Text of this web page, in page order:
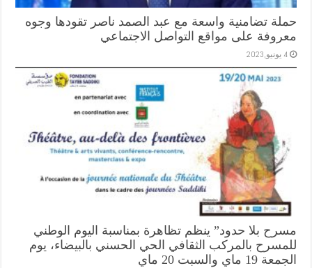
حملة تضامنية واسعة مع عبد الصمد ناصر تقودها وجوه
معروفة على مواقع التواصل الاجتماعي
4 يونيو,2023
مسرح بلا حدود” ينظم تظاهرة بمناسبة اليوم الوطني
للمسرح بالمركب الثقافي الحي الحسني بالبيضاء، يوم
الجمعة 19 ماي والسبت 20 ماي